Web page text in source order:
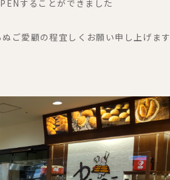
することができました
ご愛顧の程宜しくお願い申し上げます